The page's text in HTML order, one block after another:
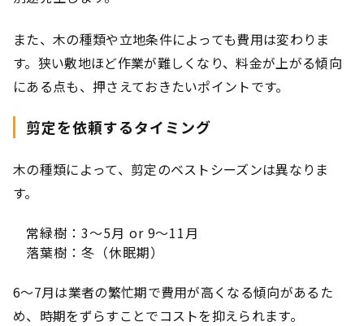
また、木の種類や立地条件によっても費用は変わりま
す。狭い敷地ほど作業が難しくなり、料金が上がる傾向
にある点も、押さえておきたいポイントです。
剪定を依頼するタイミング
木の種類によって、剪定のベストシーズンは異なりま
す。
常緑樹：3〜5月 or 9〜11月
落葉樹：冬（休眠期）
6〜7月は業者の繁忙期で費用が高くなる傾向があるた
め、時期をずらすことでコストを抑えられます。